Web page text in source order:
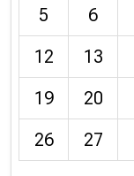
5
6
12
13
19
20
26
27